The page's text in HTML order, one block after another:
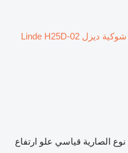
رافعة شوكية ديزل Linde H25D-02
نوع الصارية قياسي علو ارتفاع